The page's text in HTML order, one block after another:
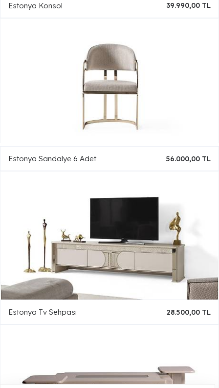
Estonya Konsol 39.990,00 TL
Estonya Sandalye 6 Adet 56.000,00 TL
Estonya Tv Sehpası 28.500,00 TL